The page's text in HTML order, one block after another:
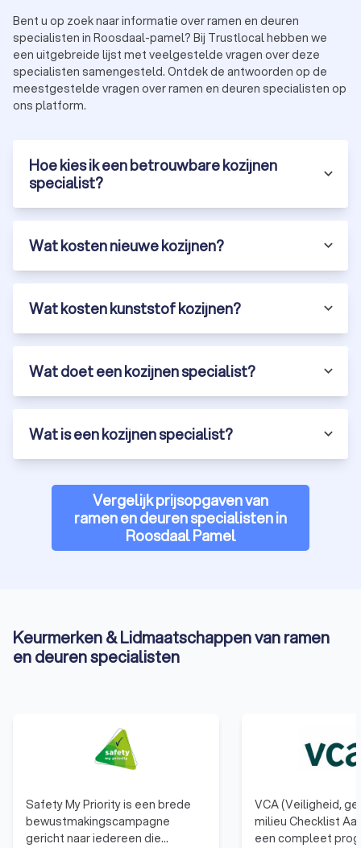
Bent u op zoek naar informatie over ramen en deuren
specialisten in Roosdaal-pamel? Bij Trustlocal hebben we
een uitgebreide lijst met veelgestelde vragen over deze
specialisten samengesteld. Ontdek de antwoorden op de
meestgestelde vragen over ramen en deuren specialisten op
ons platform.
Hoe kies ik een betrouwbare kozijnen
specialist?
Wat kosten nieuwe kozijnen?
Wat kosten kunststof kozijnen?
Wat doet een kozijnen specialist?
Wat is een kozijnen specialist?
Vergelijk prijsopgaven van
ramen en deuren specialisten in
Roosdaal Pamel
Keurmerken & Lidmaatschappen van ramen
en deuren specialisten
Safety My Priority is een brede
bewustmakingscampagne
gericht naar iedereen die
VCA (Veiligheid,
milieu Checklist
een compleet